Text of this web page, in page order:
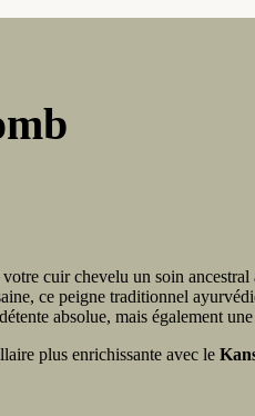
cuir chevelu un soin ancestral
ce peigne traditionnel
absolue, mais également
plus enrichissante avec le